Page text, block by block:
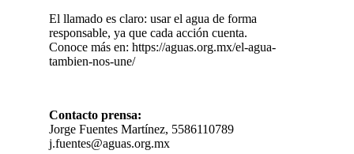
El llamado es claro: usar el agua de forma
responsable, ya que cada acción cuenta.
Conoce más en: https://aguas.org.mx/el-agua-
tambien-nos-une/
Contacto prensa:
Jorge Fuentes Martínez, 5586110789
j.fuentes@aguas.org.mx